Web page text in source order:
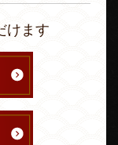
けます